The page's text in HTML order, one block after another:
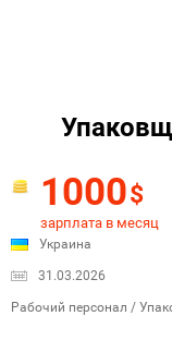
1000$
зарплата в месяц
Украина
31.03.2026
Рабочий персонал /